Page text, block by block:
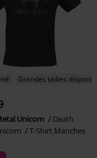
Grandes tailles
Unicorn
Death
T-Shirt Manches